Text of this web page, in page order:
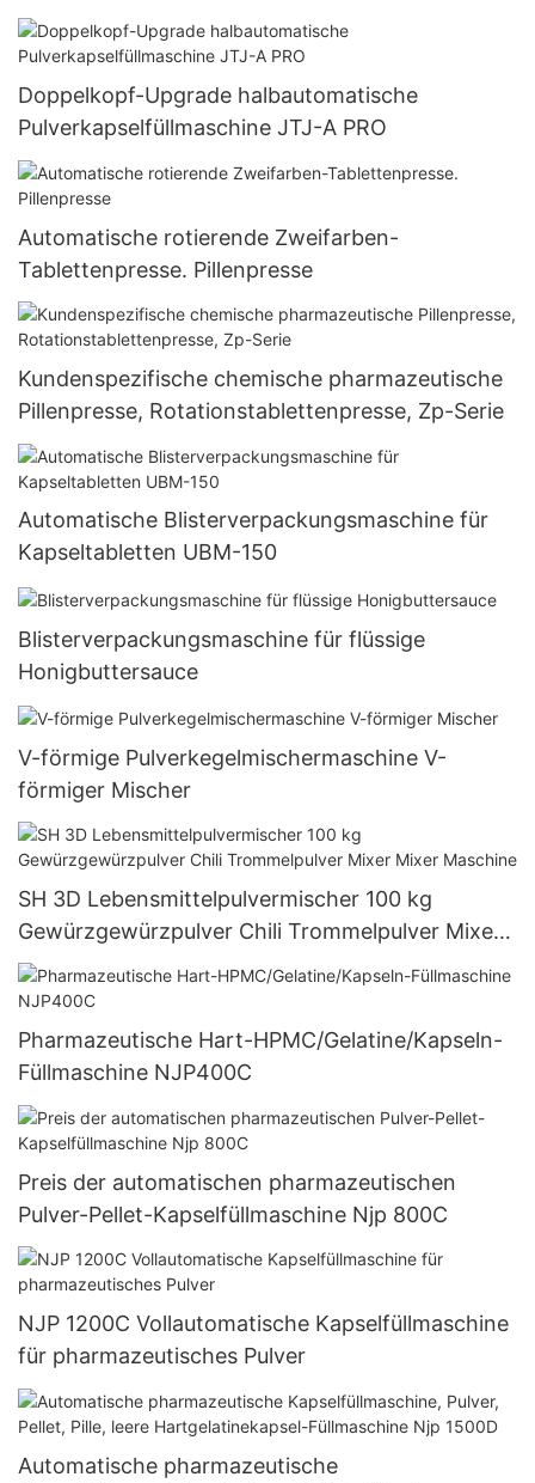
Kapselfüllmaschinen
Doppelkopf-Upgrade halbautomatische
Pulverkapselfüllmaschine JTJ-A PRO
Automatische rotierende Zweifarben-
Tablettenpresse. Pillenpresse
Kundenspezifische chemische pharmazeutische
Pillenpresse, Rotationstablettenpresse, Zp-Serie
Automatische Blisterverpackungsmaschine für
Kapseltabletten UBM-150
Blisterverpackungsmaschine für flüssige
Honigbuttersauce
V-förmige Pulverkegelmischermaschine V-
förmiger Mischer
SH 3D Lebensmittelpulvermischer 100 kg
Gewürzgewürzpulver Chili Trommelpulver Mixer
Mixer Maschine
Pharmazeutische Hart-HPMC/Gelatine/Kapseln-
Füllmaschine NJP400C
Preis der automatischen pharmazeutischen
Pulver-Pellet-Kapselfüllmaschine Njp 800C
NJP 1200C Vollautomatische Kapselfüllmaschine
für pharmazeutisches Pulver
Automatische pharmazeutische